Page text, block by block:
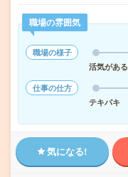
職場の雰囲気
職場の様子
活気がある
仕事の仕方
テキパキ
気になる!